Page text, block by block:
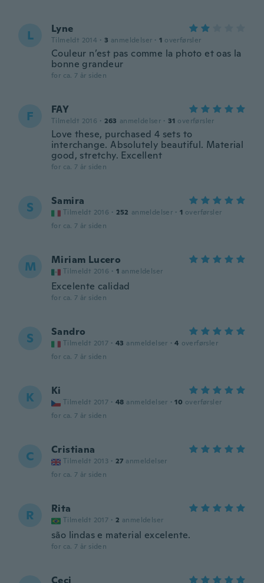
L Lyne
Tilmeldt 2014 · 3 anmeldelser · 1 overførsler
Couleur n’est pas comme la photo et oas la
bonne grandeur
for ca. 7 år siden
F FAY
Tilmeldt 2016 · 263 anmeldelser · 31 overførsler
Love these, purchased 4 sets to
interchange. Absolutely beautiful. Material
good, stretchy. Excellent
for ca. 7 år siden
S Samira
Tilmeldt 2016 · 252 anmeldelser · 1 overførsler
for ca. 7 år siden
M Miriam Lucero
Tilmeldt 2016 · 1 anmeldelser
Excelente calidad
for ca. 7 år siden
S Sandro
Tilmeldt 2017 · 43 anmeldelser · 4 overførsler
for ca. 7 år siden
K Ki
Tilmeldt 2017 · 48 anmeldelser · 10 overførsler
for ca. 7 år siden
C Cristiana
Tilmeldt 2013 · 27 anmeldelser
for ca. 7 år siden
R Rita
Tilmeldt 2017 · 2 anmeldelser
são lindas e material excelente.
for ca. 7 år siden
Ceci